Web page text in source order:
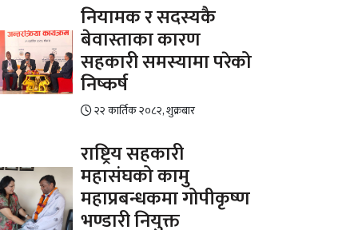
नियामक र सदस्यकै
बेवास्ताका कारण
सहकारी समस्यामा परेको
निष्कर्ष
२२ कार्तिक २०८२, शुक्रबार
राष्ट्रिय सहकारी
महासंघको कामु
महाप्रबन्धकमा गोपीकृष्ण
भण्डारी नियुक्त